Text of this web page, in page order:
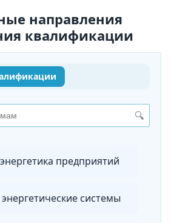
направления
квалификации
🔍
предприятий
системы